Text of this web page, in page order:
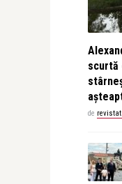
scurtă
de